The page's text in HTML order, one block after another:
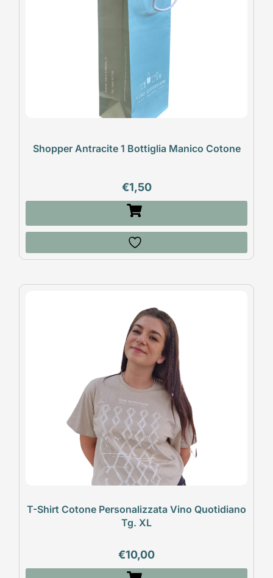
Shopper Antracite 1 Bottiglia Manico Cotone
€1,50
T-Shirt Cotone Personalizzata Vino Quotidiano
Tg. XL
€10,00